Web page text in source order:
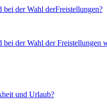
der Wahl derFreistellungen?
der Wahl der
und Urlaub?